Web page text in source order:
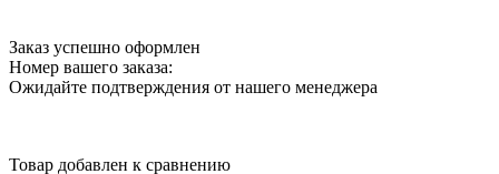
Заказ успешно оформлен
Номер вашего заказа:
Ожидайте подтверждения от нашего менеджера
Товар добавлен к сравнению